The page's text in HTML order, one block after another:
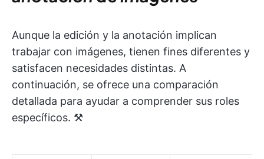
Aunque la edición y la anotación implican
trabajar con imágenes, tienen fines diferentes y
satisfacen necesidades distintas. A
continuación, se ofrece una comparación
detallada para ayudar a comprender sus roles
específicos. ⚒️